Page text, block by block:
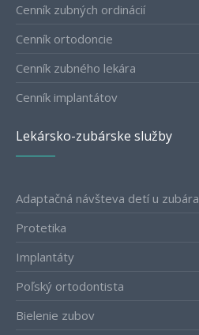
Cenník zubných ordinácií
Cenník ortodoncie
Cenník zubného lekára
Cenník implantátov
Lekársko-zubárske služby
Adaptačná návšteva detí u zubára
Protetika
Implantáty
Poľský ortodontista
Bielenie zubov